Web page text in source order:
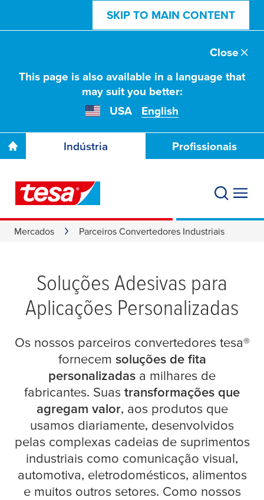
SKIP TO MAIN CONTENT
This page is also available in a language that
may suit you better:
USA
English
Close
Indústria Profissionais
Mercados Parceiros Convertedores Industriais
Soluções Adesivas para
Aplicações Personalizadas
Os nossos parceiros convertedores tesa®
fornecem soluções de fita
personalizadas a milhares de
fabricantes. Suas transformações que
agregam valor, aos produtos que
usamos diariamente, desenvolvidos
pelas complexas cadeias de suprimentos
industriais como comunicação visual,
automotiva, eletrodomésticos, alimentos
e muitos outros setores. Como nossos